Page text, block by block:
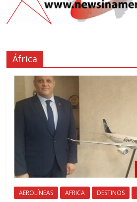
África
AEROLÍNEAS AFRICA DESTINOS